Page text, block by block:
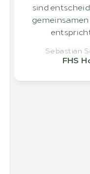
sind
gemeinsamen
Sebastian
FHS